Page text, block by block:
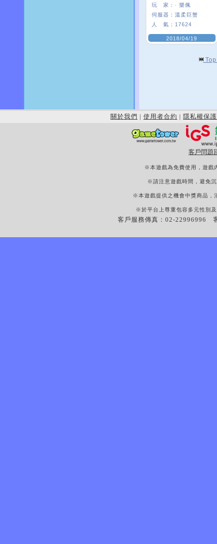
玩 家： · 樂佩
伺服器： 溫柔巨蟹
人 氣： 17624
2018/04/19
關於我們 | 使用者合約 | 隱私權保護
客戶問題
※本遊戲為免費使用，遊戲
※請注意遊戲時間，避免
※本遊戲提供之機會中獎商品，
※於平台上尊重包容多元性別
客戶服務傳真：02-22996996